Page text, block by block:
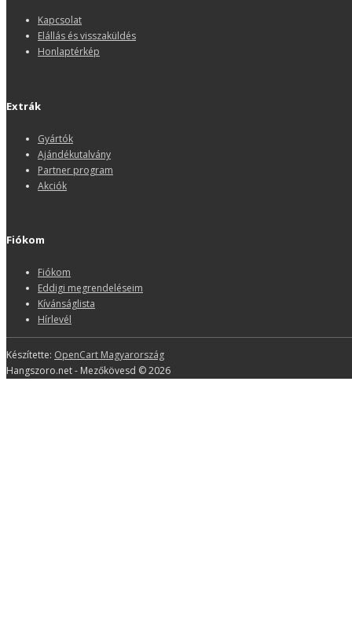
Kapcsolat
Elállás és visszaküldés
Honlaptérkép
Extrák
Gyártók
Ajándékutalvány
Partner program
Akciók
Fiókom
Fiókom
Eddigi megrendeléseim
Kívánságlista
Hírlevél
Készítette: OpenCart Magyarország
Hangszoro.net - Mezőkövesd © 2026